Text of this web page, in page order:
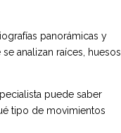
panorámicas y
analizan raíces, huesos
puede saber
tipo de movimientos